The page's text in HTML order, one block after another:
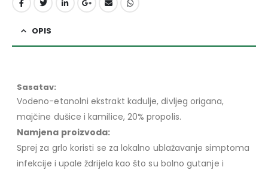
OPIS
Sasatav:
Vodeno-etanolni ekstrakt kadulje, divljeg origana,
majčine dušice i kamilice, 20% propolis.
Namjena proizvoda:
Sprej za grlo koristi se za lokalno ublažavanje simptoma
infekcije i upale ždrijela kao što su bolno gutanje i